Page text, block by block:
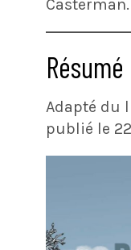
Casterman.
Adapté du
publié le